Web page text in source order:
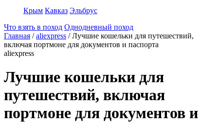
Крым Кавказ Эльбрус
Что взять в поход Однодневный поход
Главная / aliexpress / Лучшие кошельки для путешествий,
включая портмоне для документов и паспорта
aliexpress
Лучшие кошельки для
путешествий, включая
портмоне для документов и